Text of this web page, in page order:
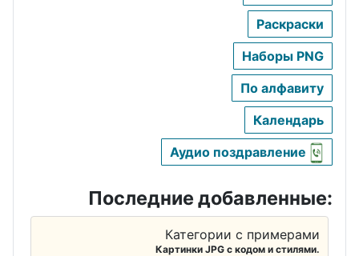
Раскраски
Наборы PNG
По алфавиту
Календарь
Аудио поздравление
Последние добавленные:
Категории с примерами
Картинки JPG с кодом и стилями.